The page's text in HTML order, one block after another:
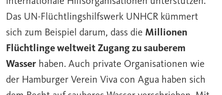
Das UN-Flüchtlingshilfswerk UNHCR kümmert
sich zum Beispiel darum, dass die Millionen
Flüchtlinge weltweit Zugang zu sauberem
Wasser haben. Auch private Organisationen wie
der Hamburger Verein Viva con Agua haben sich